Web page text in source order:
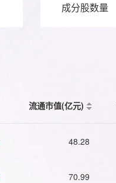
成分股数量
流通市值(亿元)
48.28
70.99